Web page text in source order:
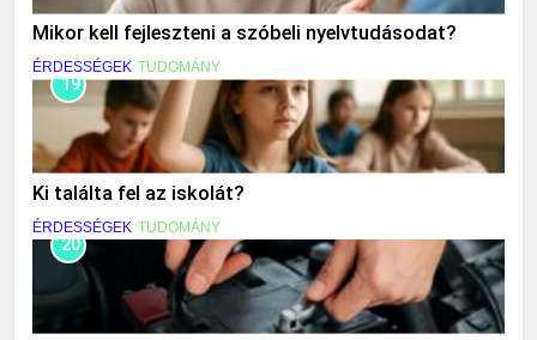
Mikor kell fejleszteni a szóbeli nyelvtudásodat?
ÉRDESSÉGEK TUDOMÁNY
19
Ki találta fel az iskolát?
ÉRDESSÉGEK TUDOMÁNY
20